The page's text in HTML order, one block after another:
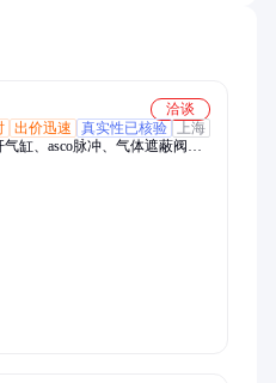
洽谈
出价迅速 真实性已核验
上海
缸、asco脉冲、气体遮蔽阀、
托电磁阀、阿托斯液压阀、ab
气缸、诺冠电子压力开关、贝
感器、霍尼韦尔限位开关、伊
传感器、Pilz继电器、松下传感